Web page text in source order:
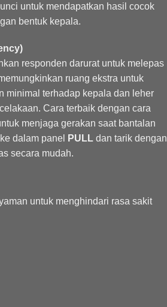
untuk mendapatkan hasil cocok
bentuk kepala.
responden darurat untuk melepas
ruang ekstra untuk
minimal terhadap kepala dan leher
Cara terbaik dengan cara
menjaga gerakan saat bantalan
dalam panel
PULL dan tarik dengan
secara mudah.
untuk menghindari rasa sakit